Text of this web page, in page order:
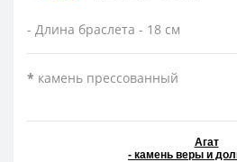
- Длина браслета - 18 см
* камень прессованный
Агат
- камень веры и